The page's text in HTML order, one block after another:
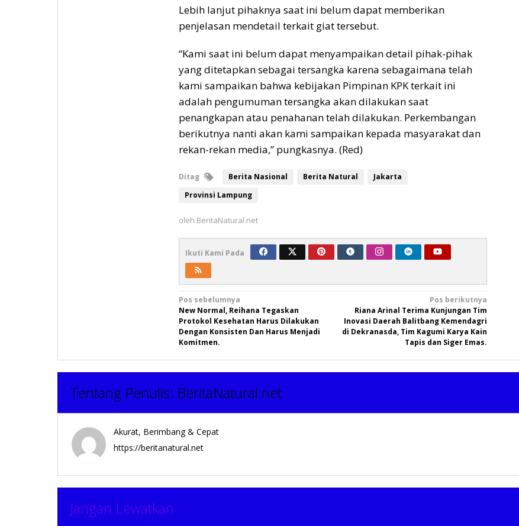
Lebih lanjut pihaknya saat ini belum dapat memberikan
penjelasan mendetail terkait giat tersebut.
“Kami saat ini belum dapat menyampaikan detail pihak-pihak
yang ditetapkan sebagai tersangka karena sebagaimana telah
kami sampaikan bahwa kebijakan Pimpinan KPK terkait ini
adalah pengumuman tersangka akan dilakukan saat
penangkapan atau penahanan telah dilakukan. Perkembangan
berikutnya nanti akan kami sampaikan kepada masyarakat dan
rekan-rekan media,” pungkasnya. (Red)
Ditag Berita Nasional Berita Natural
Jakarta
Provinsi Lampung
oleh BeritaNatural.net
Ikuti Kami Pada
Navigasi
pos
Pos sebelumnya
New Normal, Reihana Tegaskan
Protokol Kesehatan Harus Dilakukan
Dengan Konsisten Dan Harus Menjadi
Komitmen.
Pos berikutnya
Riana Arinal Terima Kunjungan Tim
Inovasi Daerah Balitbang Kemendagri
di Dekranasda, Tim Kagumi Karya Kain
Tapis dan Siger Emas.
Tentang Penulis: BeritaNatural.net
Akurat, Berimbang & Cepat
https://beritanatural.net
Jangan Lewatkan